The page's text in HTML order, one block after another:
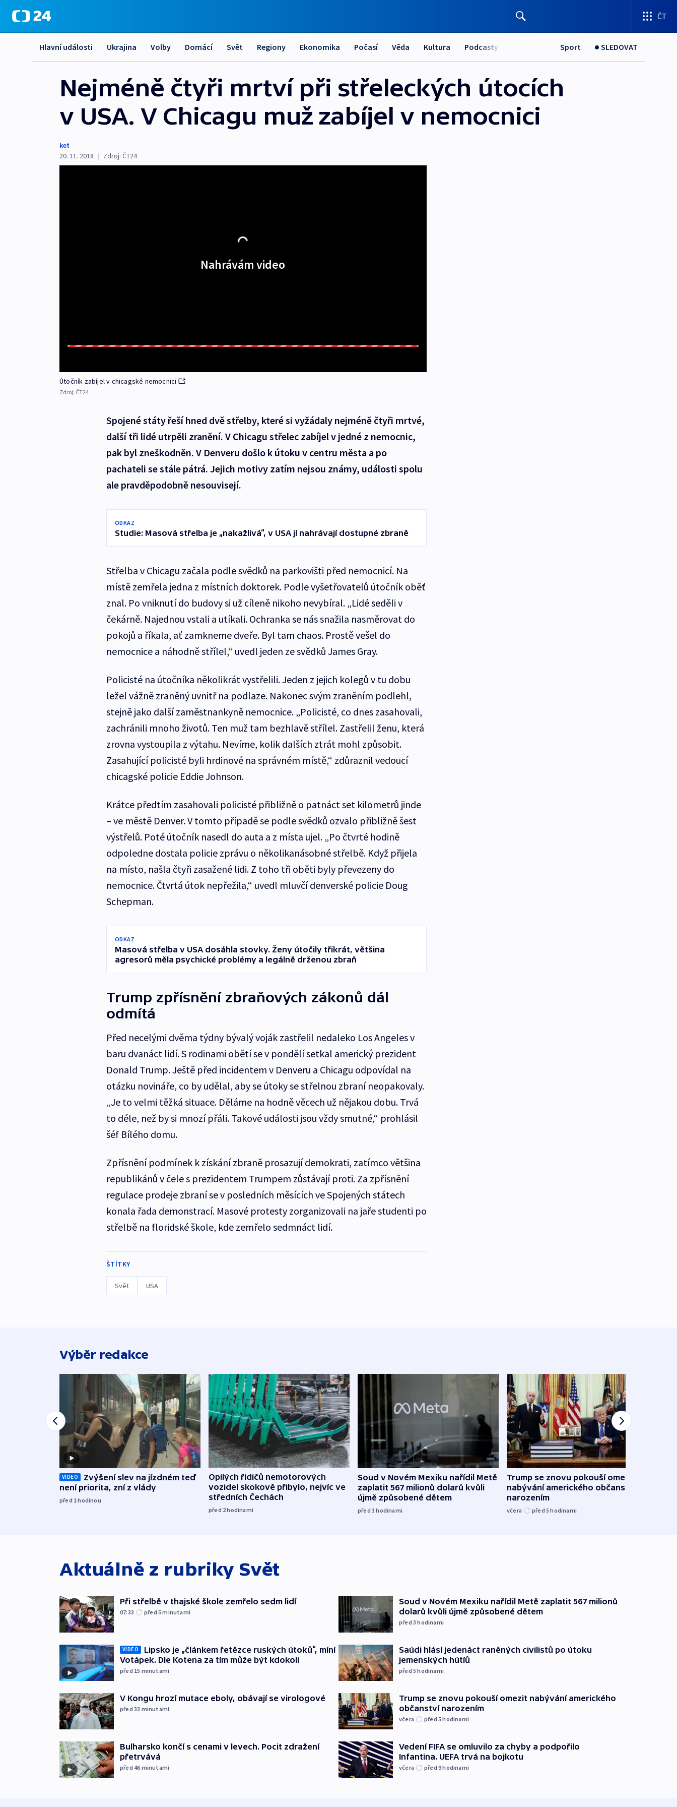
ČT
Hlavní události Ukrajina Volby Domácí Svět Regiony Ekonomika Počasí Věda Kultura Podcasty Sport SLEDOVAT
Nejméně čtyři mrtví při střeleckých útocích
v USA. V Chicagu muž zabíjel v nemocnici
ket
20. 11. 2018 | Zdroj: ČT24
Nahrávám video
Útočník zabíjel v chicagské nemocnici
Zdroj: ČT24
Spojené státy řeší hned dvě střelby, které si vyžádaly nejméně čtyři mrtvé,
další tři lidé utrpěli zranění. V Chicagu střelec zabíjel v jedné z nemocnic,
pak byl zneškodněn. V Denveru došlo k útoku v centru města a po
pachateli se stále pátrá. Jejich motivy zatím nejsou známy, události spolu
ale pravděpodobně nesouvisejí.
ODKAZ
Studie: Masová střelba je „nakažlivá“, v USA jí nahrávají dostupné zbraně
Střelba v Chicagu začala podle svědků na parkovišti před nemocnicí. Na
místě zemřela jedna z místních doktorek. Podle vyšetřovatelů útočník oběť
znal. Po vniknutí do budovy si už cíleně nikoho nevybíral. „Lidé seděli v
čekárně. Najednou vstali a utíkali. Ochranka se nás snažila nasměrovat do
pokojů a říkala, ať zamkneme dveře. Byl tam chaos. Prostě vešel do
nemocnice a náhodně střílel,“ uvedl jeden ze svědků James Gray.
Policisté na útočníka několikrát vystřelili. Jeden z jejich kolegů v tu dobu
ležel vážně zraněný uvnitř na podlaze. Nakonec svým zraněním podlehl,
stejně jako další zaměstnankyně nemocnice. „Policisté, co dnes zasahovali,
zachránili mnoho životů. Ten muž tam bezhlavě střílel. Zastřelil ženu, která
zrovna vystoupila z výtahu. Nevíme, kolik dalších ztrát mohl způsobit.
Zasahující policisté byli hrdinové na správném místě,“ zdůraznil vedoucí
chicagské policie Eddie Johnson.
Krátce předtím zasahovali policisté přibližně o patnáct set kilometrů jinde
– ve městě Denver. V tomto případě se podle svědků ozvalo přibližně šest
výstřelů. Poté útočník nasedl do auta a z místa ujel. „Po čtvrté hodině
odpoledne dostala policie zprávu o několikanásobné střelbě. Když přijela
na místo, našla čtyři zasažené lidi. Z toho tři oběti byly převezeny do
nemocnice. Čtvrtá útok nepřežila,“ uvedl mluvčí denverské policie Doug
Schepman.
ODKAZ
Masová střelba v USA dosáhla stovky. Ženy útočily třikrát, většina
agresorů měla psychické problémy a legálně drženou zbraň
Trump zpřísnění zbraňových zákonů dál
odmítá
Před necelými dvěma týdny bývalý voják zastřelil nedaleko Los Angeles v
baru dvanáct lidí. S rodinami obětí se v pondělí setkal americký prezident
Donald Trump. Ještě před incidentem v Denveru a Chicagu odpovídal na
otázku novináře, co by udělal, aby se útoky se střelnou zbraní neopakovaly.
„Je to velmi těžká situace. Děláme na hodně věcech už nějakou dobu. Trvá
to déle, než by si mnozí přáli. Takové události jsou vždy smutné,“ prohlásil
šéf Bílého domu.
Zpřísnění podmínek k získání zbraně prosazují demokrati, zatímco většina
republikánů v čele s prezidentem Trumpem zůstávají proti. Za zpřísnění
regulace prodeje zbraní se v posledních měsících ve Spojených státech
konala řada demonstrací. Masové protesty zorganizovali na jaře studenti po
střelbě na floridské škole, kde zemřelo sedmnáct lidí.
ŠTÍTKY
Svět USA
Výběr redakce
VIDEO
Zvýšení slev na jízdném teď
není priorita, zní z vlády
před 1hodinou
Opilých řidičů nemotorových
vozidel skokově přibylo, nejvíc ve
středních Čechách
před 2hodinami
Soud v Novém Mexiku nařídil Metě
zaplatit 567 milionů dolarů kvůli
újmě způsobené dětem
před 3hodinami
Trump se znovu pokouší omezit
nabývání amerického občanství
narozením
včera před 5hodinami
Aktuálně z rubriky Svět
Při střelbě v thajské škole zemřelo sedm lidí
07:33 před 5minutami
VIDEO
Lipsko je „článkem řetězce ruských útoků“, míní
Votápek. Dle Kotena za tím může být kdokoli
před 15 minutami
V Kongu hrozí mutace eboly, obávají se virologové
před 33 minutami
Bulharsko končí s cenami v levech. Pocit zdražení
přetrvává
před 46 minutami
Soud v Novém Mexiku nařídil Metě zaplatit 567 milionů
dolarů kvůli újmě způsobené dětem
před 3hodinami
Saúdi hlásí jedenáct raněných civilistů po útoku
jemenských hútíů
před 5hodinami
Trump se znovu pokouší omezit nabývání amerického
občanství narozením
včera před 5hodinami
Vedení FIFA se omluvilo za chyby a podpořilo
Infantina. UEFA trvá na bojkotu
včera před 9hodinami